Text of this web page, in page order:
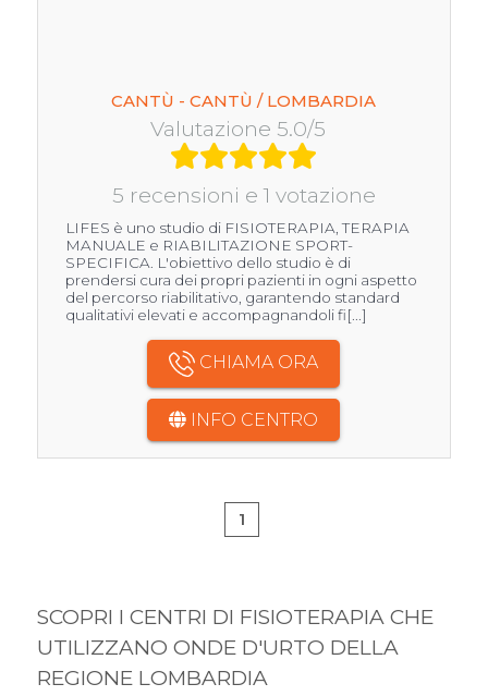
CANTÙ - CANTÙ / LOMBARDIA
Valutazione 5.0/5
5 recensioni e 1 votazione
LIFES è uno studio di FISIOTERAPIA, TERAPIA
MANUALE e RIABILITAZIONE SPORT-
SPECIFICA. L'obiettivo dello studio è di
prendersi cura dei propri pazienti in ogni aspetto
del percorso riabilitativo, garantendo standard
qualitativi elevati e accompagnandoli fi[...]
CHIAMA ORA
INFO CENTRO
1
SCOPRI I CENTRI DI FISIOTERAPIA CHE
UTILIZZANO ONDE D'URTO DELLA
REGIONE LOMBARDIA